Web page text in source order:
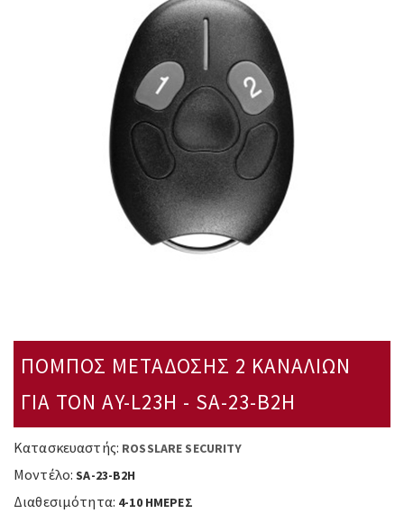
ΠΟΜΠΟΣ ΜΕΤΑΔΟΣΗΣ 2 ΚΑΝΑΛΙΩΝ
ΓΙΑ ΤΟΝ AY-L23H - SA-23-B2H
Κατασκευαστής: ROSSLARE SECURITY
Μοντέλο: SA-23-B2H
Διαθεσιμότητα: 4-10 ΗΜΕΡΕΣ